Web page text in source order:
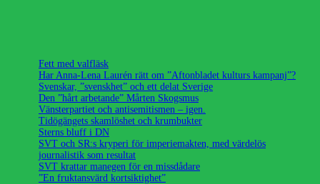
Fett med valfläsk
Har Anna-Lena Laurén rätt om ”Aftonbladet kulturs kampanj”?
Svenskar, ”svenskhet” och ett delat Sverige
Den ”hårt arbetande” Mårten Skogsmus
Vänsterpartiet och antisemitismen – igen.
Tidögängets skamlöshet och krumbukter
Sterns bluff i DN
SVT och SR:s kryperi för imperiemakten, med värdelös
journalistik som resultat
SVT krattar manegen för en missdådare
”En fruktansvärd kortsiktighet”